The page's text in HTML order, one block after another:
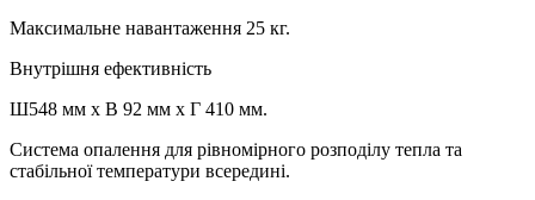
Максимальне навантаження 25 кг.
Внутрішня ефективність
Ш548 мм х В 92 мм х Г 410 мм.
Система опалення для рівномірного розподілу тепла та
стабільної температури всередині.